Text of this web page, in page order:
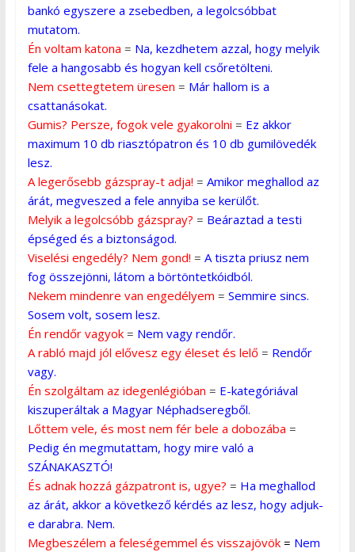
bankó egyszere a zsebedben, a legolcsóbbat
mutatom.
Én voltam katona = Na, kezdhetem azzal, hogy melyik
fele a hangosabb és hogyan kell csőretölteni.
Nem csettegtetem üresen = Már hallom is a
csattanásokat.
Gumis? Persze, fogok vele gyakorolni = Ez akkor
maximum 10 db riasztópatron és 10 db gumilövedék
lesz.
A legerősebb gázspray-t adja! = Amikor meghallod az
árát, megveszed a fele annyiba se kerülőt.
Melyik a legolcsóbb gázspray? = Beáraztad a testi
épséged és a biztonságod.
Viselési engedély? Nem gond! = A tiszta priusz nem
fog összejönni, látom a börtöntetkóidból.
Nekem mindenre van engedélyem = Semmire sincs.
Sosem volt, sosem lesz.
Én rendőr vagyok= Nem vagy rendőr.
A rabló majd jól elővesz egy éleset és lelő= Rendőr
vagy.
Én szolgáltam az idegenlégióban = E-kategóriával
kiszuperáltak a Magyar Néphadseregből.
Lőttem vele, és most nem fér bele a dobozába =
Pedig én megmutattam, hogy mire való a
SZÁNAKASZTÓ!
És adnak hozzá gázpatront is, ugye? = Ha meghallod
az árát, akkor a következő kérdés az lesz, hogy adjuk-
e darabra. Nem.
Megbeszélem a feleségemmel és visszajövök = Nem